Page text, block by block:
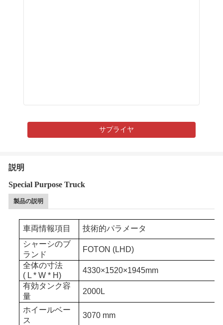
サプライヤ
説明
Special Purpose Truck
製品の説明
車両情報項目
技術的パラメータ
シャーシのブ
ランド
FOTON (LHD)
全体の寸法
( L * W * H)
4330×1520×1945mm
有効タンク容
量
2000L
ホイールベー
ス
3070 mm